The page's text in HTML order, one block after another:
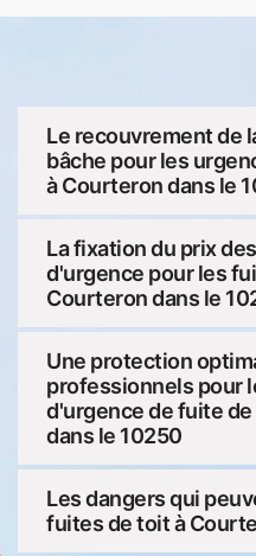
Le recouvrement de
bâche pour les
à Courteron dans le
La fixation du prix
d'urgence pour les
Courteron dans le
Une protection
professionnels pour
d'urgence de fuite
dans le 10250
Les dangers qui
fuites de toit à